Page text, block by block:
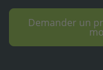
Demander un